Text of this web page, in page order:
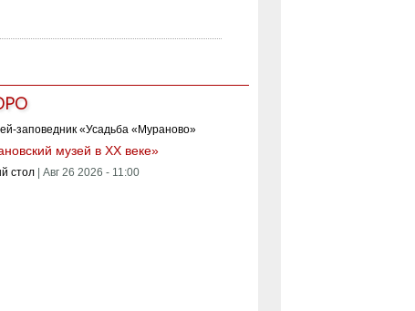
музей в XX веке»
стол Авг 26 2026 - 11:00